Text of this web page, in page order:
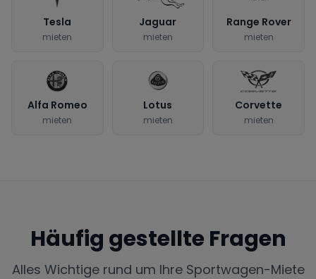
Tesla
mieten
Jaguar
mieten
Range Rover
mieten
Alfa Romeo
mieten
Lotus
mieten
Corvette
mieten
Häufig gestellte Fragen
Alles Wichtige rund um Ihre Sportwagen-Miete